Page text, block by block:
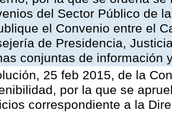
del Sector Público de
el Convenio entre el
de Presidencia,
conjuntas de información
25 feb 2015, de la
por la que se
correspondiente a la